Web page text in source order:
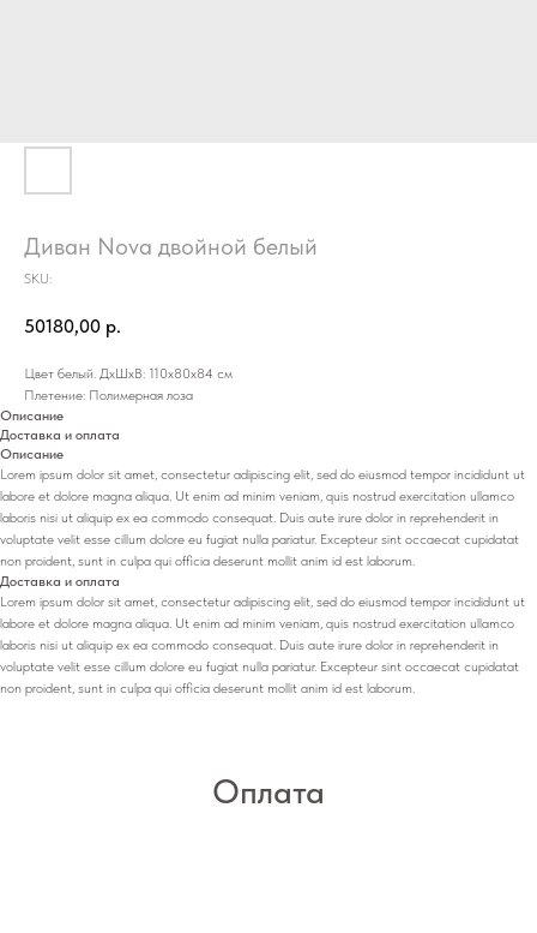
Диван Nova двойной белый
SKU:
50180,00 р.
Цвет белый. ДхШхВ: 110х80х84 см
Плетение: Полимерная лоза
Описание
Доставка и оплата
Описание
Lorem ipsum dolor sit amet, consectetur adipiscing elit, sed do eiusmod tempor incididunt ut
labore et dolore magna aliqua. Ut enim ad minim veniam, quis nostrud exercitation ullamco
laboris nisi ut aliquip ex ea commodo consequat. Duis aute irure dolor in reprehenderit in
voluptate velit esse cillum dolore eu fugiat nulla pariatur. Excepteur sint occaecat cupidatat
non proident, sunt in culpa qui officia deserunt mollit anim id est laborum.
Доставка и оплата
Lorem ipsum dolor sit amet, consectetur adipiscing elit, sed do eiusmod tempor incididunt ut
labore et dolore magna aliqua. Ut enim ad minim veniam, quis nostrud exercitation ullamco
laboris nisi ut aliquip ex ea commodo consequat. Duis aute irure dolor in reprehenderit in
voluptate velit esse cillum dolore eu fugiat nulla pariatur. Excepteur sint occaecat cupidatat
non proident, sunt in culpa qui officia deserunt mollit anim id est laborum.
Оплата